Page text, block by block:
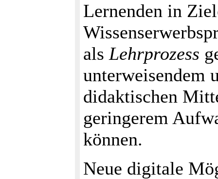
Lernenden in
als Lehrprozess
unterweisendem
didaktischen
geringerem
können.
Neue digitale